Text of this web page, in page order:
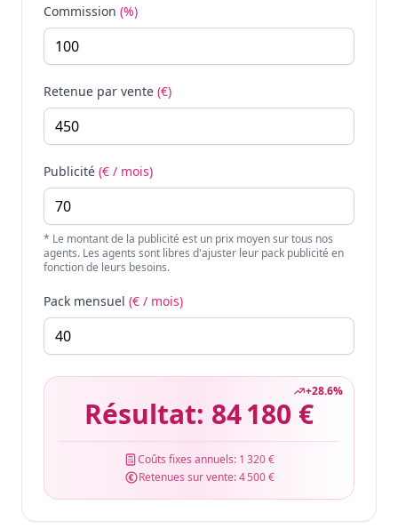
Commission (%)
Retenue par vente (€)
Publicité (€ / mois)
* Le montant de la publicité est un prix moyen sur tous nos
agents. Les agents sont libres d'ajuster leur pack publicité en
fonction de leurs besoins.
Pack mensuel (€ / mois)
+28.6%
Résultat: 84 180 €
Coûts fixes annuels: 1 320 €
Retenues sur vente:4 500 €